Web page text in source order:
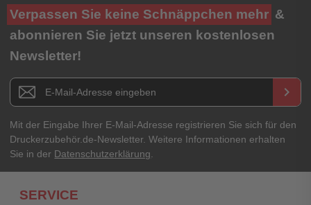
Ihre Bewertung**
★★★★★
Titel**
E-Mail-Adresse
Ihr Passwort
Verpassen Sie keine Schnäppchen mehr &
abonnieren Sie jetzt unseren kostenlosen
Newsletter!
Newsletter E-Mail Adresse keyboard_arrow_right
Mit der Eingabe Ihrer E-Mail-Adresse registrieren Sie sich für den
Druckerzubehör.de-Newsletter. Weitere Informationen erhalten
Sie in der Datenschutzerklärung.
SERVICE